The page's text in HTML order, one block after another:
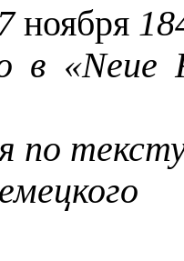
ноября
в «Neue
по